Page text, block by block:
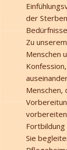
der
Zu
Menschen
Menschen,
Fortbildung
Sie